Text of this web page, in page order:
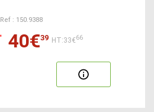
Ref : 150.9388
40€39 HT:33€66